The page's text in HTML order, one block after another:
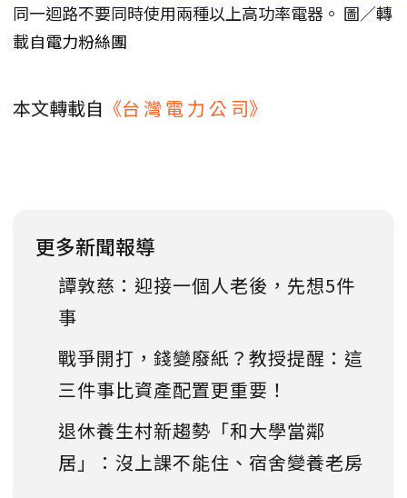
同一迴路不要同時使用兩種以上高功率電器。 圖／轉
載自電力粉絲團
本文轉載自 《台 灣 電 力 公 司》
更多新聞報導
譚敦慈：迎接一個人老後，先想5件
事
戰爭開打，錢變廢紙？教授提醒：這
三件事比資產配置更重要！
退休養生村新趨勢「和大學當鄰
居」：沒上課不能住、宿舍變養老房